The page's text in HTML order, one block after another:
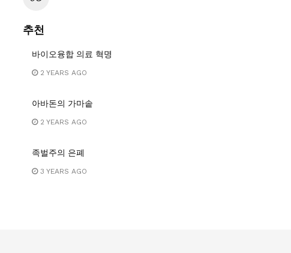
추천
바이오융합 의료 혁명
2 YEARS AGO
아바돈의 가마솥
2 YEARS AGO
족벌주의 은폐
3 YEARS AGO